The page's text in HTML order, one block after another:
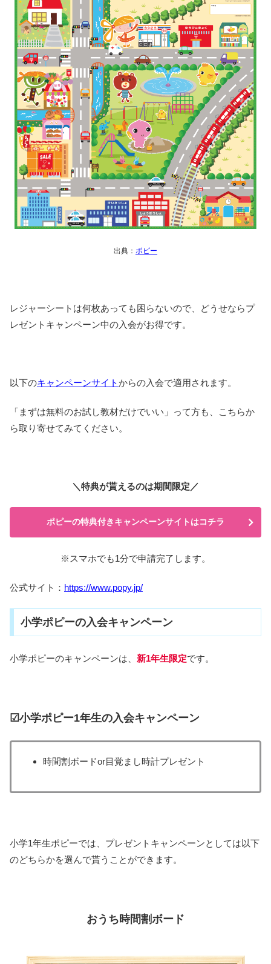
出典： ポピー
レジャーシートは何枚あっても困らないので、どうせならプ
レゼントキャンペーン中の入会がお得です。
以下のキャンペーンサイトからの入会で適用されます。
「まずは無料のお試し教材だけでいい」って方も、こちらか
ら取り寄せてみてください。
＼特典が貰えるのは期間限定／
ポピーの特典付きキャンペーンサイトはコチラ
※スマホでも1分で申請完了します。
公式サイト： https://www.popy.jp/
小学ポピーの入会キャンペーン
小学ポピーのキャンペーンは、 新1年生限定です。
☑小学ポピー1年生の入会キャンペーン
時間割ボードor目覚まし時計プレゼント
小学1年生ポピーでは、プレゼントキャンペーンとしては以下
のどちらかを選んで貰うことができます。
おうち時間割ボード